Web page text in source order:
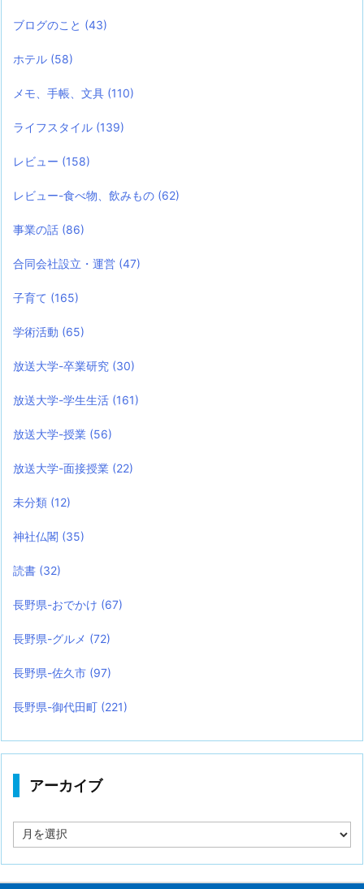
ブログのこと (43)
ホテル (58)
メモ、手帳、文具 (110)
ライフスタイル (139)
レビュー (158)
レビュー-食べ物、飲みもの (62)
事業の話 (86)
合同会社設立・運営 (47)
子育て (165)
学術活動 (65)
放送大学-卒業研究 (30)
放送大学-学生生活 (161)
放送大学-授業 (56)
放送大学-面接授業 (22)
未分類 (12)
神社仏閣 (35)
読書 (32)
長野県-おでかけ (67)
長野県-グルメ (72)
長野県-佐久市 (97)
長野県-御代田町 (221)
アーカイブ
ー